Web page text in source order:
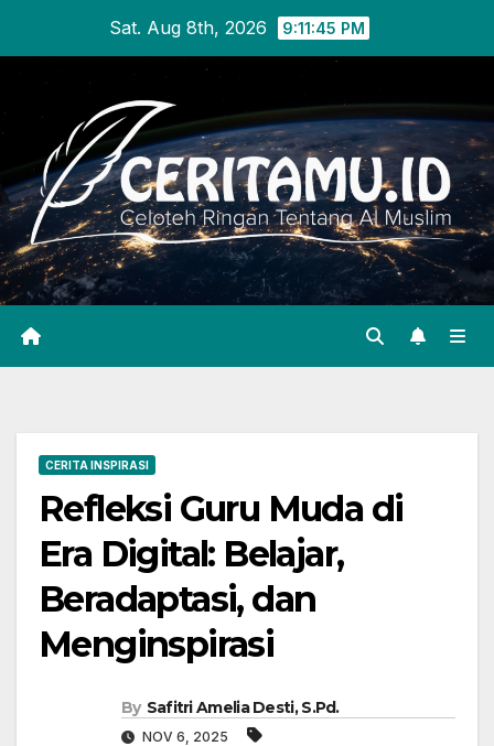
Sat. Aug 8th, 2026 9:11:46 PM
CERITA INSPIRASI
Refleksi Guru Muda di
Era Digital: Belajar,
Beradaptasi, dan
Menginspirasi
By Safitri Amelia Desti, S.Pd.
NOV 6, 2025